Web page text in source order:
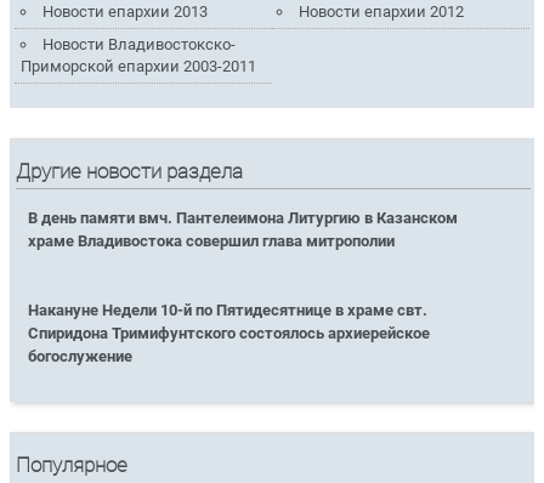
Новости епархии 2013
Новости епархии 2012
Новости Владивостокско-
Приморской епархии 2003-2011
Другие новости раздела
В день памяти вмч. Пантелеимона Литургию в Казанском
храме Владивостока совершил глава митрополии
Накануне Недели 10-й по Пятидесятнице в храме свт.
Спиридона Тримифунтского состоялось архиерейское
богослужение
Популярное